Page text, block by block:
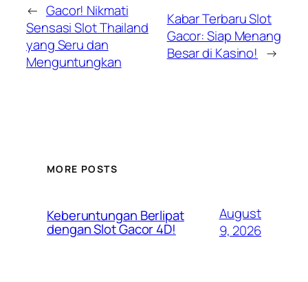
← Gacor! Nikmati
Sensasi Slot Thailand
yang Seru dan
Menguntungkan
Kabar Terbaru Slot
Gacor: Siap Menang
Besar di Kasino! →
MORE POSTS
Keberuntungan Berlipat
dengan Slot Gacor 4D!
August
9, 2026